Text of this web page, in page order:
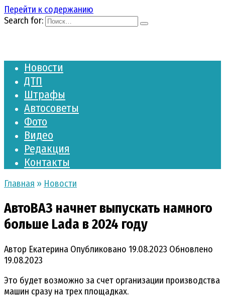
Перейти к содержанию
Search for:
Новости
ДТП
Штрафы
Автосоветы
Фото
Видео
Редакция
Контакты
Главная » Новости
АвтоВАЗ начнет выпускать намного
больше Lada в 2024 году
Автор Екатерина Опубликовано 19.08.2023 Обновлено
19.08.2023
Это будет возможно за счет организации производства
машин сразу на трех площадках.